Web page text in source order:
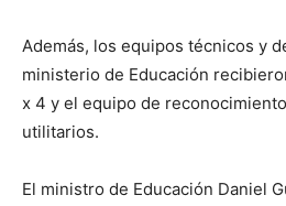
Además, los equipos técnicos y
ministerio de Educación
x 4 y el equipo de
utilitarios.
El ministro de Educación Daniel